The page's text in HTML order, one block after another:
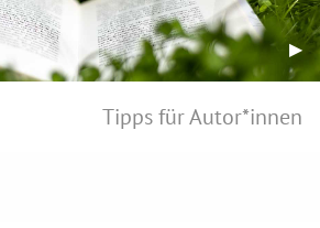
▶︎
Tipps für Autor*innen